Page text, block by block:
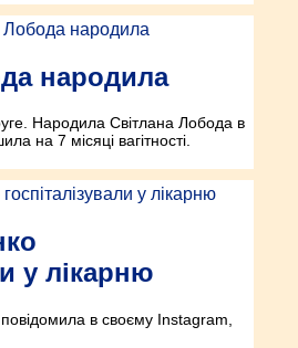
народила
Народила Світлана Лобода в
на 7 місяці вагітності.
у лікарню
в своєму Instagram,